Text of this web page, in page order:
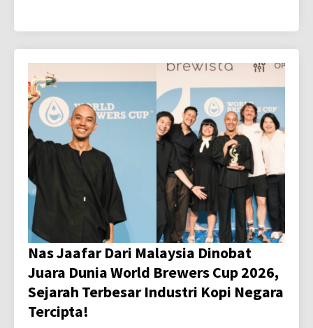
Nas Jaafar Dari Malaysia Dinobat
Juara Dunia World Brewers Cup 2026,
Sejarah Terbesar Industri Kopi Negara
Tercipta!